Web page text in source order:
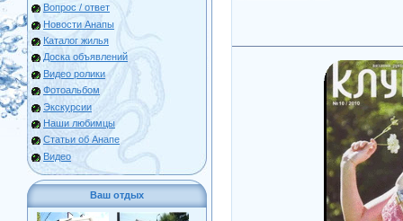
Вопрос / ответ
Новости Анапы
Каталог жилья
Доска объявлений
Видео ролики
Фотоальбом
Экскурсии
Наши любимцы
Статьи об Анапе
Видео
Ваш отдых